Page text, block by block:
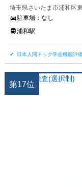
埼玉県さいたま市浦和区
駐車場： なし
浦和駅
日本人間ドック学会機能評
第17位